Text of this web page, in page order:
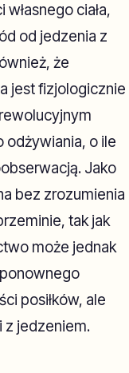
ciała,
od jedzenia z
że
jest fizjologicznie
odżywiania, o ile
Jako
bez zrozumienia
tak jak
może jednak
ponownego
posiłków, ale
z jedzeniem.